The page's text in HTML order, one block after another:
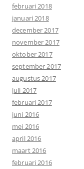
februari 2018
januari 2018
december 2017
november 2017
oktober 2017
september 2017
augustus 2017
juli 2017
februari 2017
juni 2016
mei 2016
april 2016
maart 2016
februari 2016